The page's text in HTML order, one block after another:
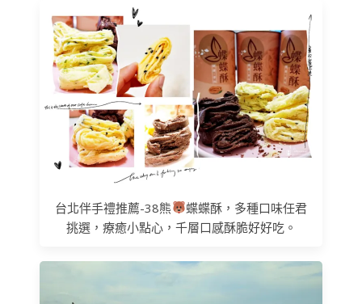
台北伴手禮推薦-38熊
蝶蝶酥，多種口味任君
挑選，療癒小點心，千層口感酥脆好好吃。